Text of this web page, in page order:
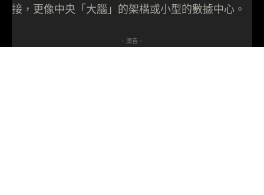
接，更像中央「大腦」的架構或小型的數據中心。
- 廣告 -